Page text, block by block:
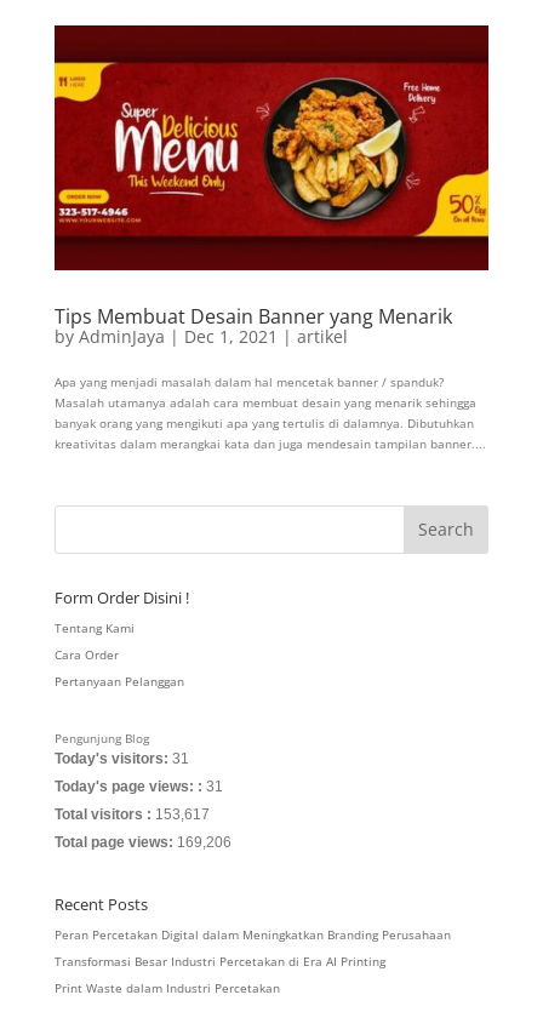
Tips Membuat Desain Banner yang Menarik
by AdminJaya | Dec 1, 2021 | artikel
Apa yang menjadi masalah dalam hal mencetak banner / spanduk?
Masalah utamanya adalah cara membuat desain yang menarik sehingga
banyak orang yang mengikuti apa yang tertulis di dalamnya. Dibutuhkan
kreativitas dalam merangkai kata dan juga mendesain tampilan banner....
Form Order Disini !
Tentang Kami
Cara Order
Pertanyaan Pelanggan
Pengunjung Blog
Today's visitors: 31
Today's page views: : 31
Total visitors : 153,617
Total page views: 169,206
Recent Posts
Peran Percetakan Digital dalam Meningkatkan Branding Perusahaan
Transformasi Besar Industri Percetakan di Era AI Printing
Print Waste dalam Industri Percetakan